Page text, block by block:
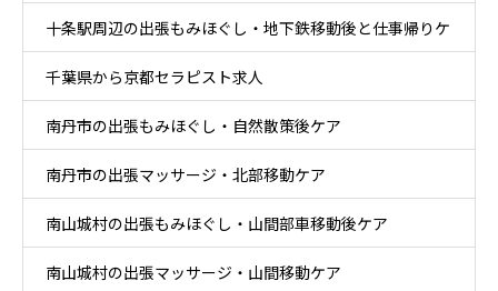
十条駅周辺の出張もみほぐし・地下鉄移動後と仕事帰りケ
ア
千葉県から京都セラピスト求人
南丹市の出張もみほぐし・自然散策後ケア
南丹市の出張マッサージ・北部移動ケア
南山城村の出張もみほぐし・山間部車移動後ケア
南山城村の出張マッサージ・山間移動ケア